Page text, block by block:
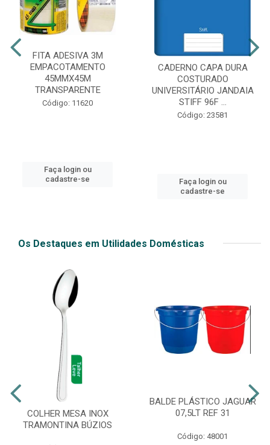
FITA ADESIVA 3M
EMPACOTAMENTO
45MMX45M
TRANSPARENTE
Código: 11620
Faça login ou
cadastre-se
CADERNO CAPA DURA
COSTURADO
UNIVERSITÁRIO JANDAIA
STIFF 96F ...
Código: 23581
Faça login ou
cadastre-se
Os Destaques em Utilidades Domésticas
COLHER MESA INOX
TRAMONTINA BÚZIOS
BALDE PLÁSTICO JAGUAR
07,5LT REF 31
Código: 48001